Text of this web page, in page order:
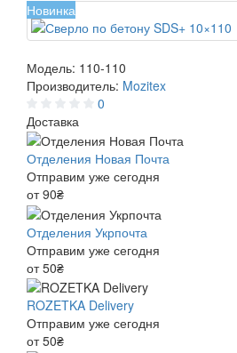
Новинка
Модель: 110-110
Производитель: Mozitex
0
Доставка
Отделения Новая Почта
Отправим уже сегодня
от 90₴
Отделения Укрпочта
Отправим уже сегодня
от 50₴
ROZETKA Delivery
Отправим уже сегодня
от 50₴